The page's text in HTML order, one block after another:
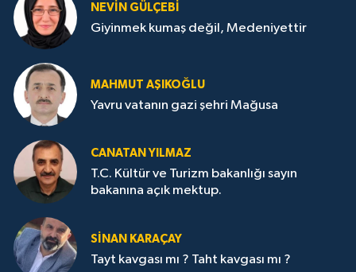
NEVİN GÜLÇEBİ
Giyinmek kumaş değil, Medeniyettir
MAHMUT AŞIKOĞLU
Yavru vatanın gazi şehri Mağusa
CANATAN YILMAZ
T.C. Kültür ve Turizm bakanlığı sayın
bakanına açık mektup.
SİNAN KARAÇAY
Tayt kavgası mı ? Taht kavgası mı ?